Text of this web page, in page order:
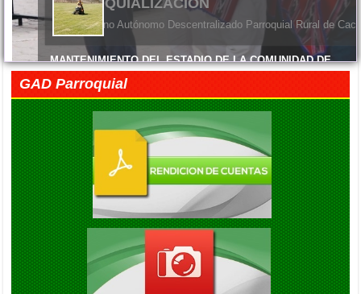
El Gobierno Autónomo Descentralizado Parroquial Rural de
MANTENIMIENTO DEL ESTADIO DE LA COMUNIDAD DE
MACHANGARA
Viernes, 05 Junio 2026 14:45
FELIZ DÍA DE LAS MADRES
Viernes, 05 Junio 2026 14:41
EXITO EN LA INAUGURACION DEL CAMPEONATO DE
FUTBOL DIE ESTRELLAS
Viernes, 05 Septiembre 2025 20:08
GAD Parroquial